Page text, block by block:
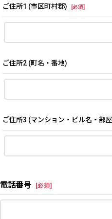
ご住所1 (市区町村郡) 必須]
ご住所2 (町名・番地)
ご住所3 (マンション・ビル名・部
電話番号 [必須]